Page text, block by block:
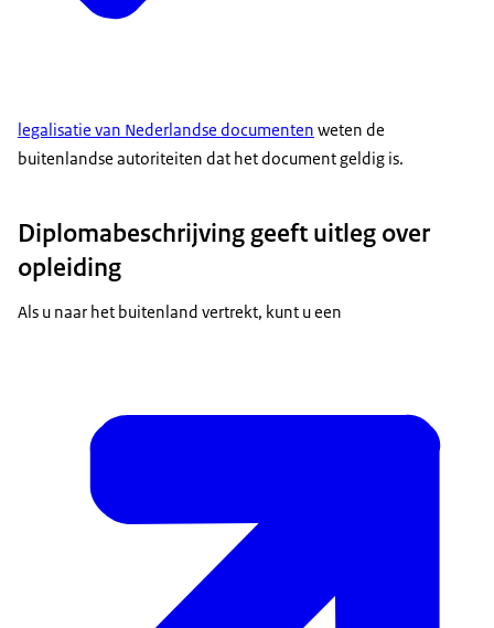
legalisatie van Nederlandse documenten weten de
buitenlandse autoriteiten dat het document geldig is.
Diplomabeschrijving geeft uitleg over
opleiding
Als u naar het buitenland vertrekt, kunt u een